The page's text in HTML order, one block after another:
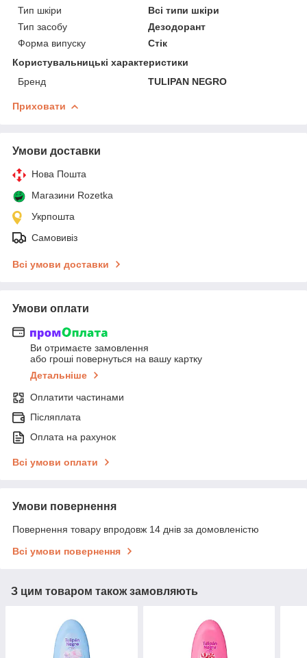
Тип шкіри
Всі типи шкіри
Тип засобу
Дезодорант
Форма випуску
Стік
Користувальницькі характеристики
Бренд
TULIPAN NEGRO
Приховати
Умови доставки
Нова Пошта
Магазини Rozetka
Укрпошта
Самовивіз
Всі умови доставки
Умови оплати
Ви отримаєте замовлення
або гроші повернуться на вашу картку
Детальніше
Оплатити частинами
Післяплата
Оплата на рахунок
Всі умови оплати
Умови повернення
Повернення товару впродовж 14 днів за домовленістю
Всі умови повернення
З цим товаром також замовляють